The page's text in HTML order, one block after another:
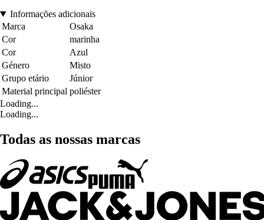
Informações adicionais
Marca
Osaka
Cor
marinha
Cor
Azul
Género
Misto
Grupo etário
Júnior
Material principal poliéster
Loading...
Loading...
Todas as nossas marcas